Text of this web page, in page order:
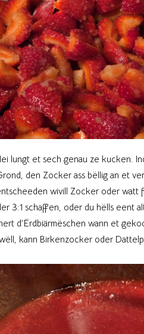
lungt et sech genau ze kucken.
den Zocker ass bëllig an et
wivill Zocker oder watt
3:1 schaffen, oder du hëlls eent
d’Ërdbiärmëschen wann et
kann Birkenzocker oder